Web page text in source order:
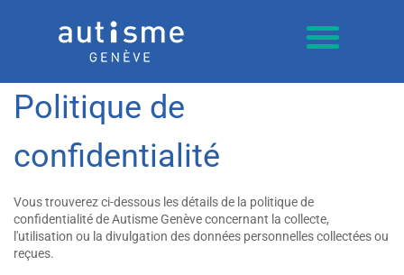
Politique de
confidentialité
Vous trouverez ci-dessous les détails de la politique de
confidentialité de Autisme Genève concernant la collecte,
l'utilisation ou la divulgation des données personnelles collectées ou
reçues.